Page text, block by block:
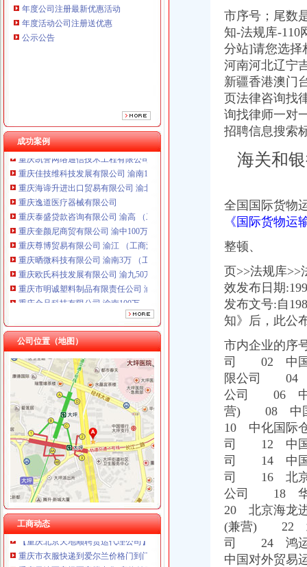
年度公司注册最新优惠活动
年度活动公司注册送优惠
公示公告
成功案例
重庆市明诚塑料制品有限责任公司 渝高100万 （进出口权）
重庆凯誉网络通信技术工程有限公司 渝中300万 （工商变更）
重庆佳技维科技发展有限公司 渝南100万 （进出口权）
重庆海谛升进出口贸易有限公司 渝北100万 （进出口权）
重庆逸道医疗器械有限公司
重庆泰盛贷款咨询有限公司 渝高 （工商注册）
重庆奎颜尼商贸有限公司 渝中100万 （工商注册）
重庆尊博贸易有限公司 渝江 （工商注册）
重庆晒微科技有限公司 渝南3万 （工商注册）
重庆欧氏科技发展有限公司 渝九50万 （进出口权）
重庆市明诚塑料制品有限责任公司 渝高100万 （进出口权）
重庆金品科技有限公司 渝南100万 （进出口权）
重庆凯誉网络通信技术工程有限公司 渝中300万 （工商变更）
重庆佳技维科技发展有限公司 渝南100万 （进出口权）
公司位置（地图）
工商动态
重庆天地代办进出口公司
重庆地铁隧道项目引进盾构机设备招标报关代理公司
天津港巧克力代理进口公司_志趣网
深圳证券交易所上市公司_焦点_新浪财经_新浪网
大连盾构机进口清关代理公司-中国制造交易网
重庆进口美国咖啡清关运输到成都需要多长时间【-成都进出口代理】
香港进口花王眼罩清关到重庆】国际进口物流,价格,厂家,供应
中原地产免中介费家代理“重庆瑞安天地”-房产新闻-重庆搜狐焦点网
专业代理DHL出口到尼泊尔空运到尼泊尔EMS可接液体末,厂家推
【重庆北京天地顺聘货运代理公司】网点,地址,电话,营业时间-大
重庆市衣服快递到爱尔兰价格门到门国际包税出口服务（图）-供应信
重庆天地写字楼写字楼出售,底价付6万（企业天地进出口食品超市
市序号；尾数
知-法规库-
分站]请您选择
河南河北辽宁
新疆香港澳门
页法律咨询找
询找律师一对
招聘信息搜索
海关和
全国国际货物
《国际货物运
整顿、
页>>法规库>>
效发布日期
发布文号:自
知》后，此公
市内企业的
司 02 中国
限公司 04
公司 06 中
营) 08 中国
10 中化国际
司 12 中国
司 14 中国
司 16 北京
公司 18 华
20 北京海龙
(兼营) 22 北
司 24 鸿运
中国对外贸